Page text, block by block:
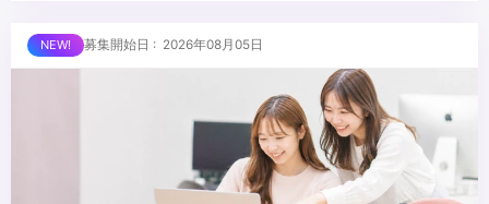
■求める人物像
・WEBディレクターorマーケティングの経験があり、スポーツが好
・IT企業での企画経験があり、経験の幅を広げたい方
・チームスポーツをするように働きたい方
・スポーツファンを増やしたいと思っている方
・選手やチームの成功を自分事として喜べる方
募集開始日 : 2026年08月05日